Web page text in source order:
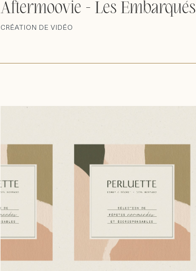
Aftermoovie - Les Embarqués
CRÉATION DE VIDÉO